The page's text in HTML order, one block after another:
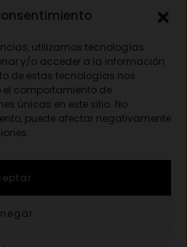
utilizamos tecnologías
y/o acceder a la información
de estas tecnologías nos
comportamiento de
únicas en este sitio. No
puede afectar negativamente
los derecho reservados.
sanitario autorizado -